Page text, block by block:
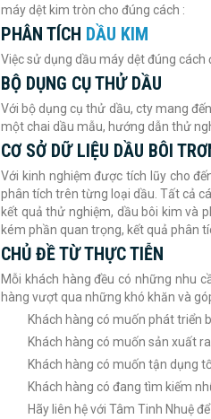
máy dệt kim tròn cho đúng cách :
PHÂN TÍCH DẦU KIM
Việc sử dụng dầu máy dệt đúng
BỘ DỤNG CỤ THỬ DẦU
Với bộ dụng cụ thử dầu, cty mang
một chai dầu mẫu, hướng dẫn thử
CƠ SỞ DỮ LIỆU DẦU BÔI
Với kinh nghiệm được tích lũy cho
phân tích trên từng loại dầu. Tất cả
kết quả thử nghiệm, dầu bôi kim và
kém phần quan trọng, kết quả phân
CHỦ ĐỀ TỪ THỰC TIỄN
Mỗi khách hàng đều có những nhu
hàng vượt qua những khó khăn và
Khách hàng có muốn phát triển
Khách hàng có muốn sản xuất
Khách hàng có muốn tận dụng
Khách hàng có đang tìm kiếm
Hãy liên hệ với Tâm Tinh Nhuệ